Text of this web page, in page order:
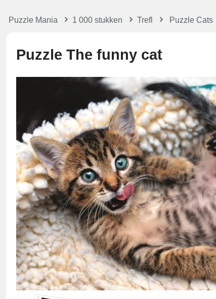
Puzzle Mania 1 000 stukken Trefl Puzzle Cats
Puzzle The funny cat